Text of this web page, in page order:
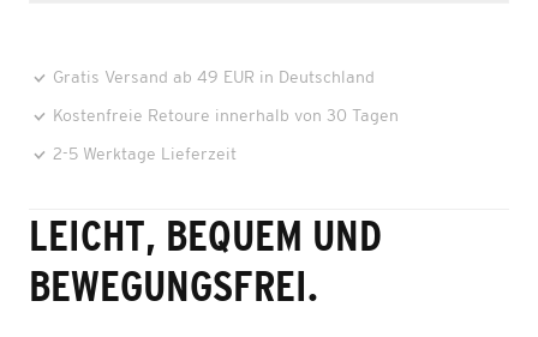
Gratis Versand ab 49 EUR in Deutschland
Kostenfreie Retoure innerhalb von 30 Tagen
2-5 Werktage Lieferzeit
LEICHT, BEQUEM UND
BEWEGUNGSFREI.